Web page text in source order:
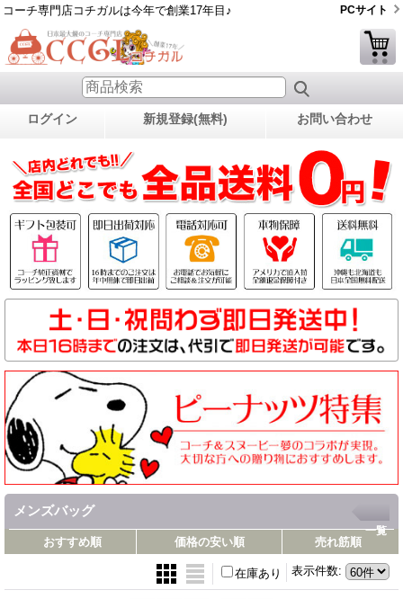
コーチ専門店コチガルは今年で創業17年目♪ PCサイト
ログイン 新規登録(無料) お問い合わせ
メンズバッグ
一覧
おすすめ順 価格の安い順 売れ筋順
表示件数:
在庫あり